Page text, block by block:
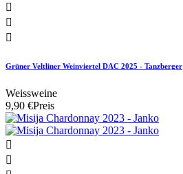



Grüner Veltliner Weinviertel DAC 2025 - Tanzberger
Weissweine
9,90 €Preis

